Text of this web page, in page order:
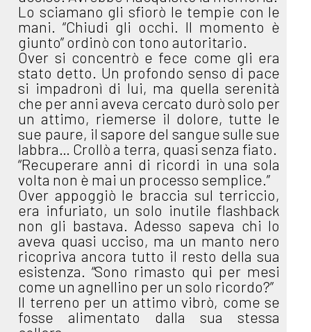
Lo sciamano gli sfiorò le tempie con le
mani. “Chiudi gli occhi. Il momento è
giunto” ordinò con tono autoritario.
Over si concentrò e fece come gli era
stato detto. Un profondo senso di pace
si impadronì di lui, ma quella serenità
che per anni aveva cercato durò solo per
un attimo, riemerse il dolore, tutte le
sue paure, il sapore del sangue sulle sue
labbra… Crollò a terra, quasi senza fiato.
“Recuperare anni di ricordi in una sola
volta non è mai un processo semplice.”
Over appoggiò le braccia sul terriccio,
era infuriato, un solo inutile flashback
non gli bastava. Adesso sapeva chi lo
aveva quasi ucciso, ma un manto nero
ricopriva ancora tutto il resto della sua
esistenza. “Sono rimasto qui per mesi
come un agnellino per un solo ricordo?”
Il terreno per un attimo vibrò, come se
fosse alimentato dalla sua stessa